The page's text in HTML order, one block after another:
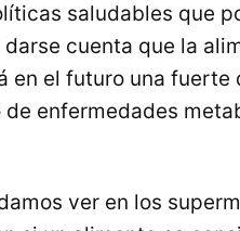
saludables que
cuenta que la
en el futuro una fuerte
enfermedades
ver en los